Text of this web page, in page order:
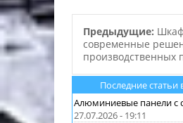
Предыдущие:
современные
производственных
Последние
Алюминиевые панели с
27.07.2026 - 19:11